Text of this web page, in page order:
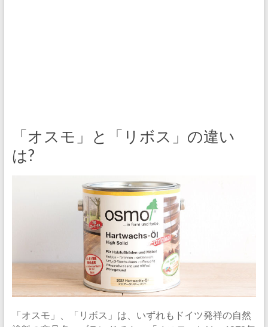
「オスモ」と「リボス」の違い
は?
「オスモ」、「リボス」は、いずれもドイツ発祥の自然